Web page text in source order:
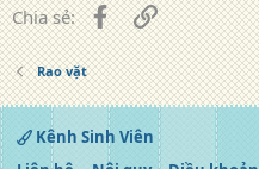
Chia sẻ: FacebookLiên kết
Rao vặt
Kênh Sinh Viên